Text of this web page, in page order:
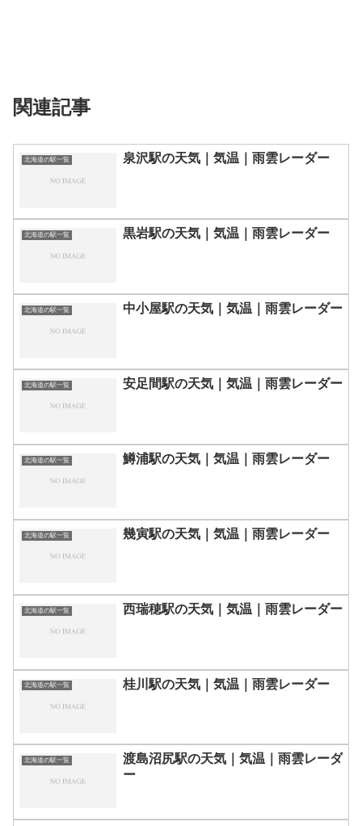
関連記事
北海道の駅一覧 泉沢駅の天気｜気温｜雨雲レーダー
北海道の駅一覧 黒岩駅の天気｜気温｜雨雲レーダー
北海道の駅一覧 中小屋駅の天気｜気温｜雨雲レーダー
北海道の駅一覧 安足間駅の天気｜気温｜雨雲レーダー
北海道の駅一覧 鱒浦駅の天気｜気温｜雨雲レーダー
北海道の駅一覧 幾寅駅の天気｜気温｜雨雲レーダー
北海道の駅一覧 西瑞穂駅の天気｜気温｜雨雲レーダー
北海道の駅一覧 桂川駅の天気｜気温｜雨雲レーダー
北海道の駅一覧
渡島沼尻駅の天気｜気温｜雨雲レーダ
ー